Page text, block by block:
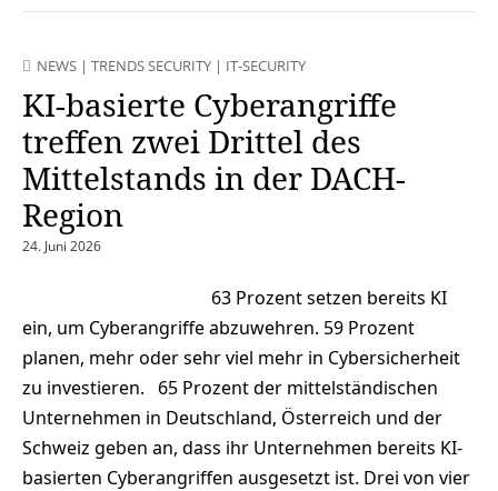
NEWS | TRENDS SECURITY | IT-SECURITY
KI-basierte Cyberangriffe
treffen zwei Drittel des
Mittelstands in der DACH-
Region
24. Juni 2026
63 Prozent setzen bereits KI
ein, um Cyberangriffe abzuwehren. 59 Prozent
planen, mehr oder sehr viel mehr in Cybersicherheit
zu investieren. 65 Prozent der mittelständischen
Unternehmen in Deutschland, Österreich und der
Schweiz geben an, dass ihr Unternehmen bereits KI-
basierten Cyberangriffen ausgesetzt ist. Drei von vier